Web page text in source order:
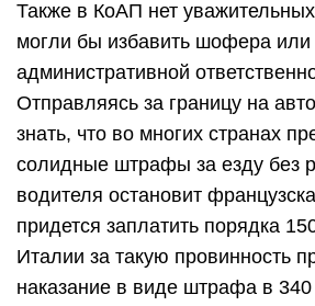
Также в КоАП нет
могли бы избавить шофера или
административной
Отправляясь за границу на
знать, что во многих странах
солидные штрафы за езду без
водителя остановит
придется заплатить порядка
Италии за такую провинность
наказание в виде штрафа в